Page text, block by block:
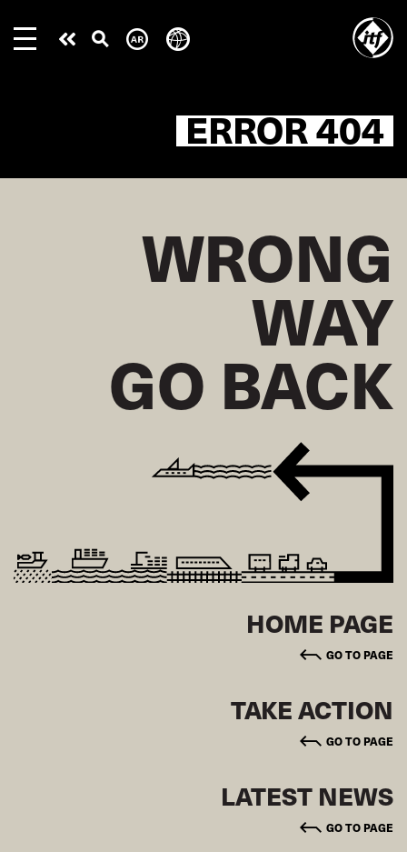
main
Take
404 ERROR
WRONG
WAY
GO BACK
HOME PAGE
GO TO PAGE
TAKE ACTION
GO TO PAGE
LATEST NEWS
GO TO PAGE